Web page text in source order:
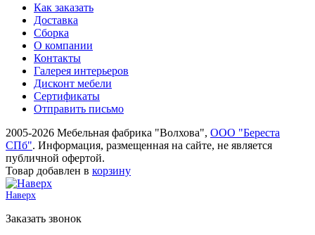
Как заказать
Доставка
Сборка
О компании
Контакты
Галерея интерьеров
Дисконт мебели
Сертификаты
Отправить письмо
2005-2026 Мебельная фабрика "Волхова", ООО "Береста
СПб". Информация, размещенная на сайте, не является
публичной офертой.
Товар добавлен в корзину
Наверх
Заказать звонок